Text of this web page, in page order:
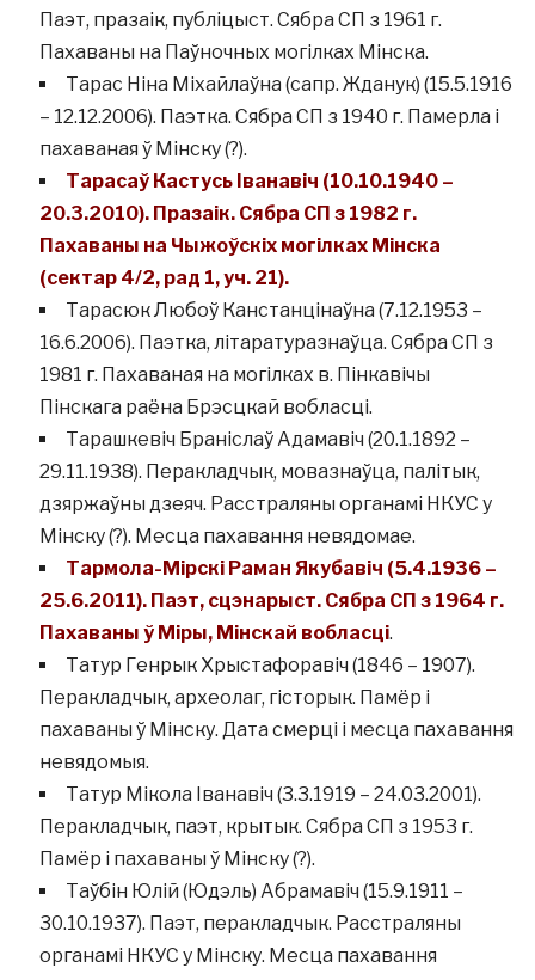
Паэт, празаік, публіцыст. Сябра СП з 1961 г.
Пахаваны на Паўночных могілках Мінска.
Тарас Ніна Міхайлаўна (сапр. Жданук) (15.5.1916
– 12.12.2006). Паэтка. Сябра СП з 1940 г. Памерла і
пахаваная ў Мінску (?).
Тарасаў Кастусь Іванавіч (10.10.1940 –
20.3.2010). Празаік. Сябра СП з 1982 г.
Пахаваны на Чыжоўскіх могілках Мінска
(сектар 4/2, рад 1, уч. 21).
Тарасюк Любоў Канстанцінаўна (7.12.1953 –
16.6.2006). Паэтка, літаратуразнаўца. Сябра СП з
1981 г. Пахаваная на могілках в. Пінкавічы
Пінскага раёна Брэсцкай вобласці.
Тарашкевіч Браніслаў Адамавіч (20.1.1892 –
29.11.1938). Перакладчык, мовазнаўца, палітык,
дзяржаўны дзеяч. Расстраляны органамі НКУС у
Мінску (?). Месца пахавання невядомае.
Тармола-Мірскі Раман Якубавіч (5.4.1936 –
25.6.2011). Паэт, сцэнарыст. Сябра СП з 1964 г.
Пахаваны ў Міры, Мінскай вобласці.
Татур Генрык Хрыстафоравіч (1846 – 1907).
Перакладчык, археолаг, гісторык. Памёр і
пахаваны ў Мінску. Дата смерці і месца пахавання
невядомыя.
Татур Мікола Іванавіч (3.3.1919 – 24.03.2001).
Перакладчык, паэт, крытык. Сябра СП з 1953 г.
Памёр і пахаваны ў Мінску (?).
Таўбін Юлій (Юдэль) Абрамавіч (15.9.1911 –
30.10.1937). Паэт, перакладчык. Расстраляны
органамі НКУС у Мінску. Месца пахавання